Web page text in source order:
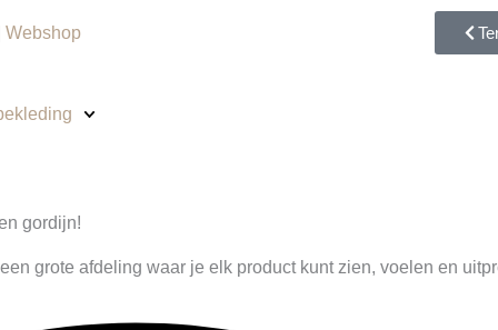
Webshop
gordijn!
grote afdeling waar je elk product kunt zien, voelen en